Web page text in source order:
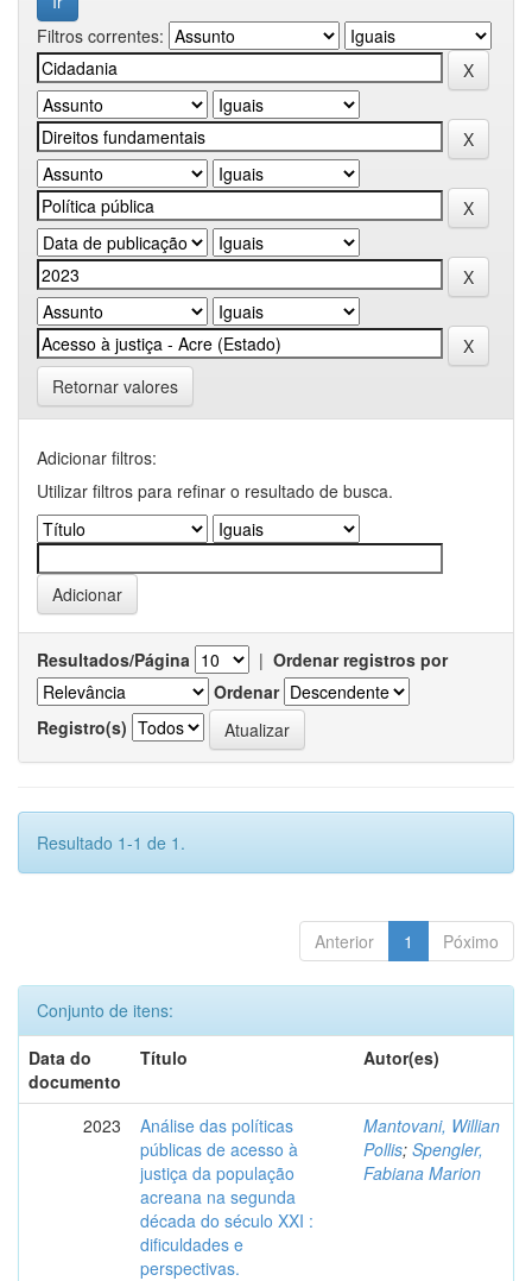
Filtros correntes:
Retornar valores
Adicionar filtros:
Utilizar filtros para refinar o resultado de busca.
Resultados/Página | Ordenar registros por
Ordenar
Registro(s)
Resultado 1-1 de 1.
Anterior 1 Póximo
Conjunto de itens:
Data do
documento
Título Autor(es)
2023
Análise das políticas
públicas de acesso à
justiça da população
acreana na segunda
década do século XXI :
dificuldades e
perspectivas.
Mantovani, Willian
Pollis; Spengler,
Fabiana Marion